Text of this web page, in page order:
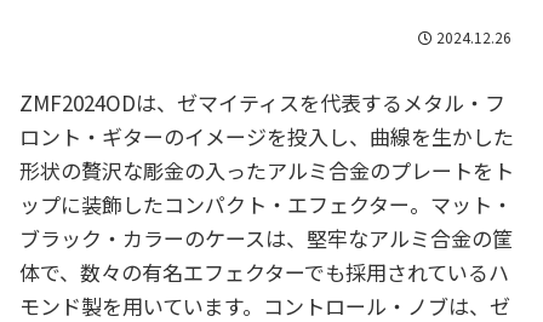
2024.12.26
ZMF2024ODは、ゼマイティスを代表するメタル・フ
ロント・ギターのイメージを投入し、曲線を生かした
形状の贅沢な彫金の入ったアルミ合金のプレートをト
ップに装飾したコンパクト・エフェクター。マット・
ブラック・カラーのケースは、堅牢なアルミ合金の筐
体で、数々の有名エフェクターでも採用されているハ
モンド製を用いています。コントロール・ノブは、ゼ